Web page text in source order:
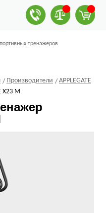
тренажеров
Производители
APPLEGATE
X23 M